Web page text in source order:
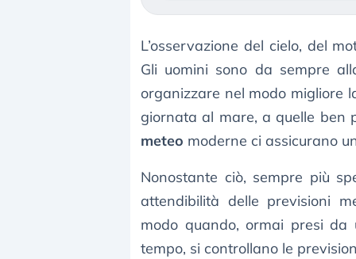
L’osservazione del cielo, del
Gli uomini sono da sempre
organizzare nel modo migliore
giornata al mare, a quelle ben
meteo moderne ci assicurano
Nonostante ciò, sempre più
attendibilità delle previsioni
modo quando, ormai presi
tempo, si controllano le